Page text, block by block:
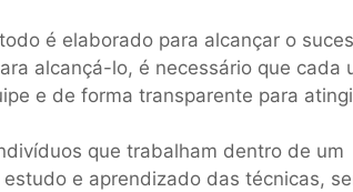
é elaborado para alcançar o
alcançá-lo, é necessário que cada
e de forma transparente para
que trabalham dentro de um
e aprendizado das técnicas,